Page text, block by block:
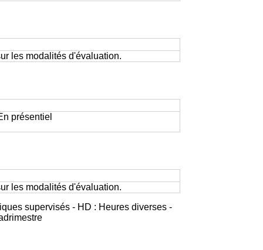
les modalités d'évaluation.
présentiel
les modalités d'évaluation.
supervisés - HD : Heures diverses -